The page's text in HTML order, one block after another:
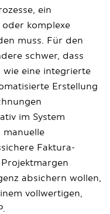
ein
oder komplexe
muss. Für den
schwer, dass
wie eine integrierte
Erstellung
im System
manuelle
Faktura-
absichern wollen,
vollwertigen,